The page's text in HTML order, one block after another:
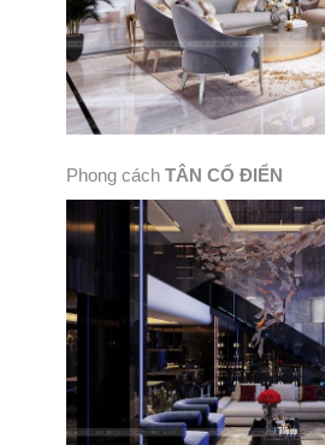
Phong cách TÂN CỔ ĐIỂN